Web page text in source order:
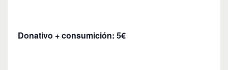
Donativo + consumición: 5€